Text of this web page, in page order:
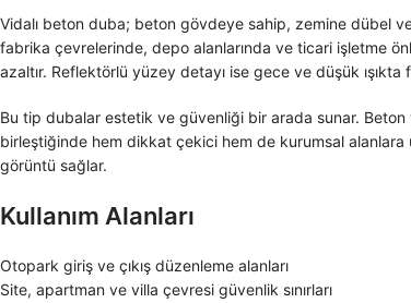
Vidalı beton duba; beton gövdeye sahip, zemine dübel
fabrika çevrelerinde, depo alanlarında ve ticari işletme
azaltır. Reflektörlü yüzey detayı ise gece ve düşük ışıkta
Bu tip dubalar estetik ve güvenliği bir arada sunar.
birleştiğinde hem dikkat çekici hem de kurumsal
görüntü sağlar.
Kullanım Alanları
Otopark giriş ve çıkış düzenleme alanları
Site, apartman ve villa çevresi güvenlik sınırları